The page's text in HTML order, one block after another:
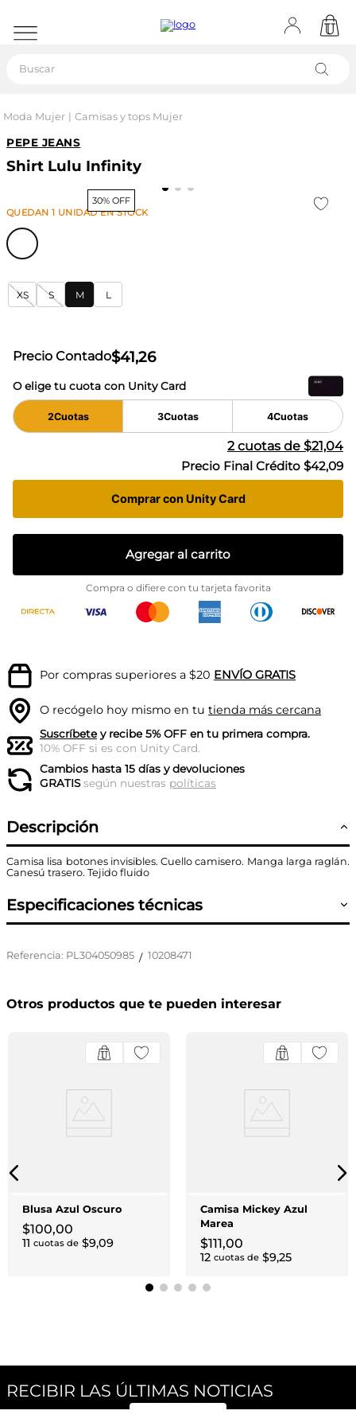
Moda Mujer Camisas y tops Mujer
PEPE JEANS
Shirt Lulu Infinity
30% OFF
QUEDAN1 UNIDADEN STOCK
XS S M L
Precio Contado$41,26
O elige tu cuota con Unity Card
2Cuotas 3Cuotas 4Cuotas
2cuotas de $21,04
Precio Final Crédito $42,09
Comprar con Unity Card
Agregar al carrito
Compra o difiere con tu tarjeta favorita
Por compras superiores a $20 ENVÍO GRATIS
O recógelo hoy mismo en tu tienda más cercana
Suscríbetey recibe 5% OFF en tu primera compra.
10% OFF si es con Unity Card.
Cambios hasta 15 días y devoluciones
GRATISsegún nuestras políticas
Descripción
Camisa lisa botones invisibles. Cuello camisero. Manga larga raglán.
Canesú trasero. Tejido fluido
Especificaciones técnicas
Referencia: PL304050985 / 10208471
Otros productos que te pueden interesar
Blusa Azul Oscuro
$100,00
11 cuotas de $9,09
Camisa Mickey Azul
Marea
$111,00
12 cuotas de $9,25
RECIBIR LAS ÚLTIMAS NOTICIAS